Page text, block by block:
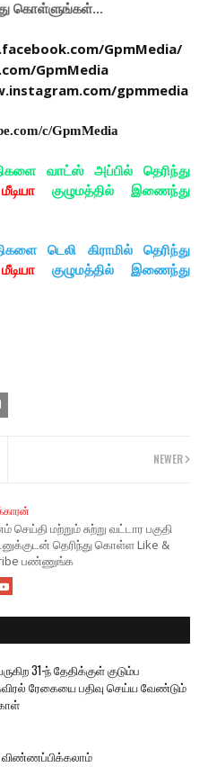
கொள்ளுங்கள்...
GpmMedia/
GpmMedia
gpmmedia
c/GpmMedia
வாட்ஸ் அப்பில் தெரிந்து
குழுமத்தில் இணைந்து
டெலி கிராமில் தெரிந்து
குழுமத்தில் இணைந்து
NEWER
செய்தி மற்றும் சுற்று வட்டார பகுதி
தெரிந்து கொள்ள Like &
பண்ணுங்க
31-ந் தேதிக்குள் குடும்ப
ரேகையை பதிவு செய்ய வேண்டும்
விண்ணப்பிக்கலாம்